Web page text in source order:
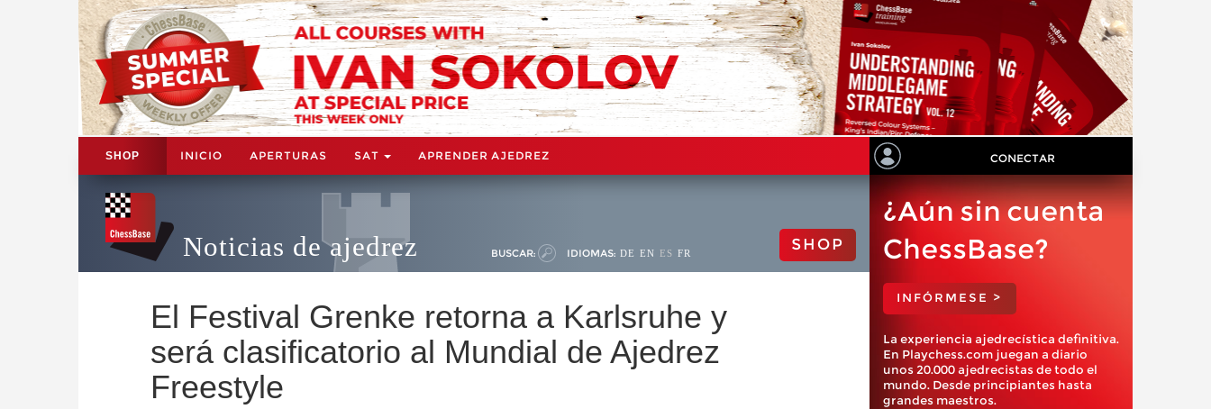
SHOP INICIO APERTURAS SAT APRENDER AJEDREZ CONECTAR
Noticias de ajedrez BUSCAR: IDIOMAS: DE EN ES FR SHOP
El Festival Grenke retorna a Karlsruhe y
será clasificatorio al Mundial de Ajedrez
Freestyle
¿Aún sin cuenta
ChessBase?
INFÓRMESE >
La experiencia ajedrecística definitiva.
En Playchess.com juegan a diario
unos 20.000 ajedrecistas de todo el
mundo. Desde principiantes hasta
grandes maestros.